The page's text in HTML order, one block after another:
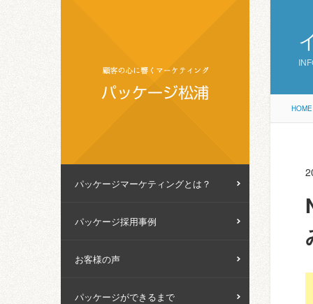
パッケージマーケティングとは？
パッケージ採用事例
お客様の声
パッケージができるまで
HOME